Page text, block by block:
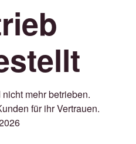
mehr betrieben.
für ihr Vertrauen.